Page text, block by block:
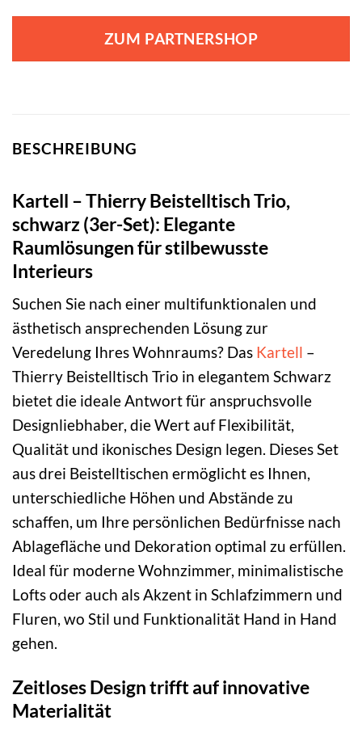
ZUM PARTNERSHOP
BESCHREIBUNG
Kartell – Thierry Beistelltisch Trio,
schwarz (3er-Set): Elegante
Raumlösungen für stilbewusste
Interieurs
Suchen Sie nach einer multifunktionalen und
ästhetisch ansprechenden Lösung zur
Veredelung Ihres Wohnraums? Das Kartell –
Thierry Beistelltisch Trio in elegantem Schwarz
bietet die ideale Antwort für anspruchsvolle
Designliebhaber, die Wert auf Flexibilität,
Qualität und ikonisches Design legen. Dieses Set
aus drei Beistelltischen ermöglicht es Ihnen,
unterschiedliche Höhen und Abstände zu
schaffen, um Ihre persönlichen Bedürfnisse nach
Ablagefläche und Dekoration optimal zu erfüllen.
Ideal für moderne Wohnzimmer, minimalistische
Lofts oder auch als Akzent in Schlafzimmern und
Fluren, wo Stil und Funktionalität Hand in Hand
gehen.
Zeitloses Design trifft auf innovative
Materialität